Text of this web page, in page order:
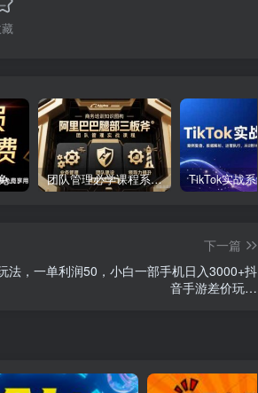
开通会员全站资源免费下载 开通VIP会员 HY资源库 团队管理必学课程系列，阿里巴巴“腿部三板斧”
下一篇
法，一单利润50，小白一部手机日入3000+抖
音手游差价玩…